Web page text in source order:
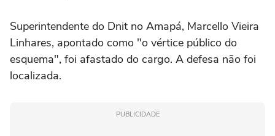
Superintendente do Dnit no Amapá, Marcello Vieira
Linhares, apontado como "o vértice público do
esquema", foi afastado do cargo. A defesa não foi
localizada.
PUBLICIDADE